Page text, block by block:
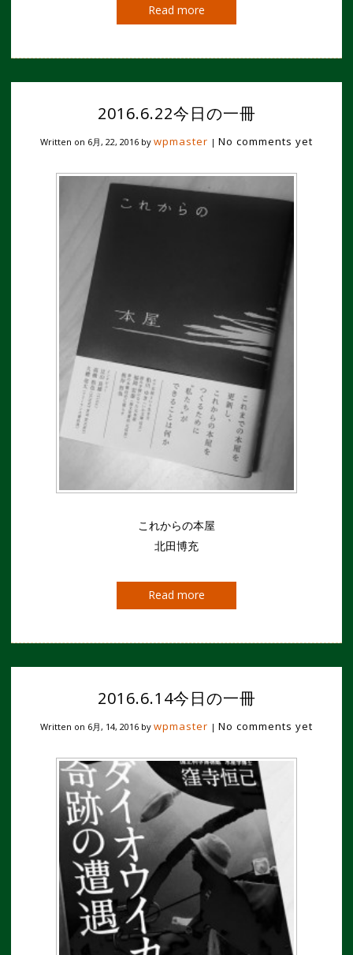
Read more
2016.6.22今日の一冊
Written on 6月, 22, 2016 by wpmaster | No comments yet
これからの本屋
北田博充
Read more
2016.6.14今日の一冊
Written on 6月, 14, 2016 by wpmaster | No comments yet